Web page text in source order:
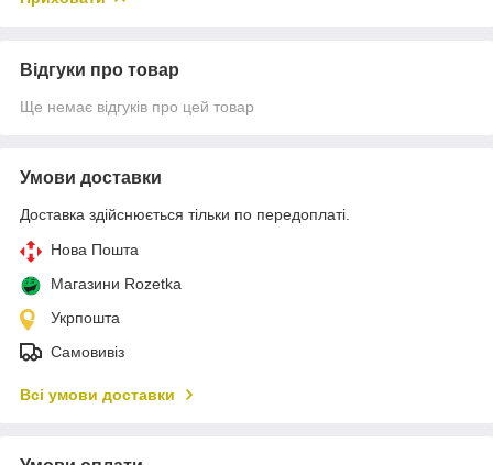
Відгуки про товар
Ще немає відгуків про цей товар
Умови доставки
Доставка здійснюється тільки по передоплаті.
Нова Пошта
Магазини Rozetka
Укрпошта
Самовивіз
Всі умови доставки